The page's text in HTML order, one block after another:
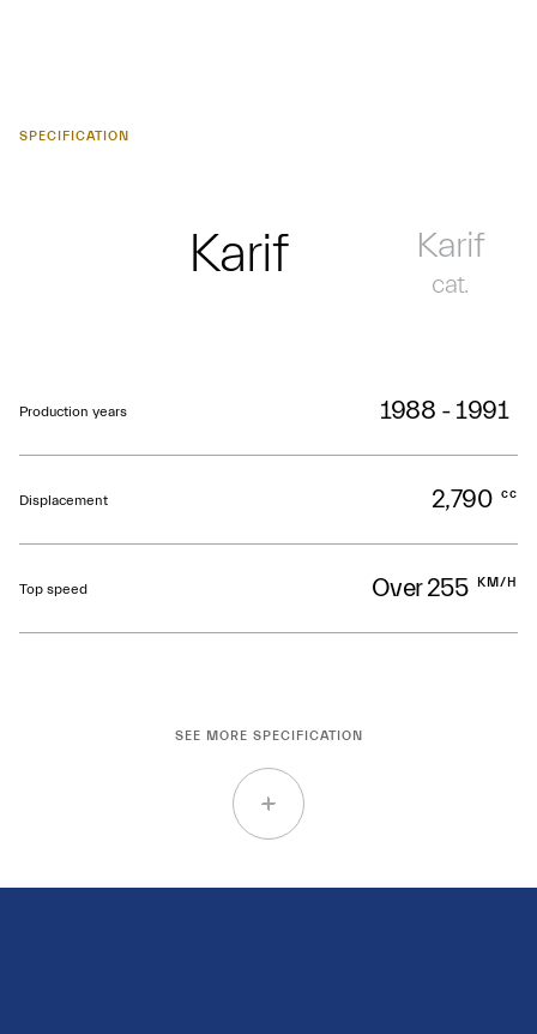
SPECIFICATION
Karif Karif
cat.
Production years 1988 - 1991
Displacement 2,790 cc
Top speed Over 255 KM/H
SEE MORE SPECIFICATION